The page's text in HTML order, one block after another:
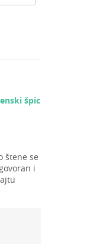
špic
štene se
i